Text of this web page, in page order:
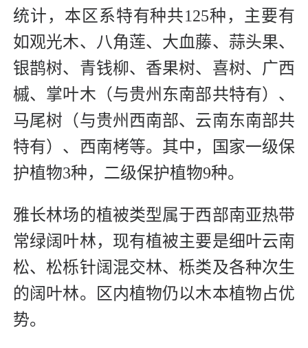
统计，本区系特有种共125种，主要有
如观光木、八角莲、大血藤、蒜头果、
银鹊树、青钱柳、香果树、喜树、广西
槭、掌叶木（与贵州东南部共特有）、
马尾树（与贵州西南部、云南东南部共
特有）、西南栲等。其中，国家一级保
护植物3种，二级保护植物9种。
雅长林场的植被类型属于西部南亚热带
常绿阔叶林，现有植被主要是细叶云南
松、松栎针阔混交林、栎类及各种次生
的阔叶林。区内植物仍以木本植物占优
势。